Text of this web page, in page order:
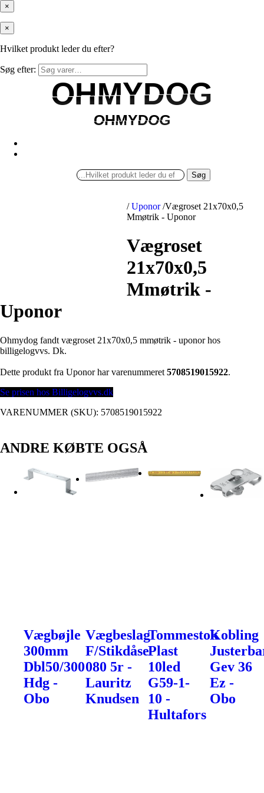
×
×
Hvilket produkt leder du efter?
Søg efter:
OHMYDOG
OHMYDOG
OHMYDOG
OHMYDOG
Søg
/ Uponor /Vægroset 21x70x0,5
Mmøtrik - Uponor
Vægroset
21x70x0,5
Mmøtrik -
Uponor
Ohmydog fandt vægroset 21x70x0,5 mmøtrik - uponor hos
billigelogvvs. Dk.
Dette produkt fra Uponor har varenummeret 5708519015922.
Se prisen hos Billigelogvvs.dk
VARENUMMER (SKU): 5708519015922
ANDRE KØBTE OGSÅ
Vægbøjle
300mm
Dbl50/300
Hdg -
Obo
Vægbeslag
F/Stikdåse
080 5r -
Lauritz
Knudsen
Tommestok
Plast
10led
G59-1-
10 -
Hultafors
Kobling
Gev 36
Ez -
Obo